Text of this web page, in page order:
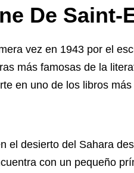
De Saint-
vez en 1943 por el
más famosas de la
en uno de los libros
el desierto del Sahara
con un pequeño